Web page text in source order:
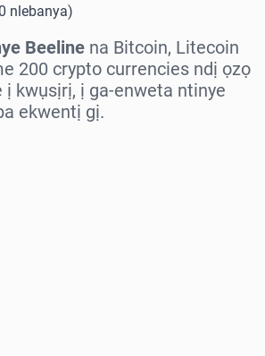
nlebanya)
Beeline na Bitcoin, Litecoin
200 crypto currencies ndị ọzọ
ị kwụsịrị, ị ga-enweta ntinye
ekwentị gị.